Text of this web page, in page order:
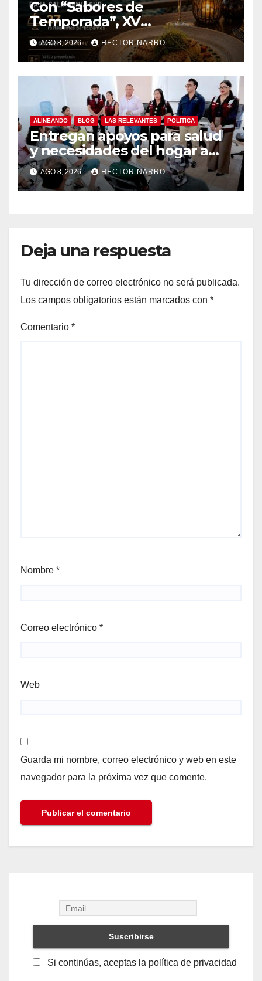
Con “Sabores de
Temporada”, XV
Ayuntamiento de Los Cabos
y Canirac impulsan consumo
local con beneficios para
residentes de BCS
AGO 8, 2026 HECTOR NARRO
ALINEANDO BLOG LAS RELEVANTES POLITICA
Entregan apoyos para salud
y necesidades del hogar a
familias de Cabo San Lucas
AGO 8, 2026 HECTOR NARRO
Deja una respuesta
Tu dirección de correo electrónico no será publicada.
Los campos obligatorios están marcados con *
Comentario *
Nombre *
Correo electrónico *
Web
Guarda mi nombre, correo electrónico y web en este
navegador para la próxima vez que comente.
Si continúas, aceptas la política de privacidad